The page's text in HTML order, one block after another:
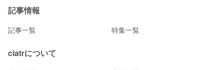
記事情報
記事一覧 特集一覧
ciatrについて